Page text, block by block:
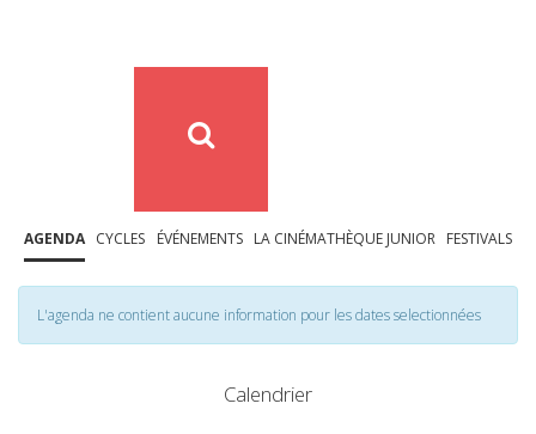
AGENDA CYCLES ÉVÉNEMENTS LA CINÉMATHÈQUE JUNIOR FESTIVALS
L'agenda ne contient aucune information pour les dates selectionnées
Calendrier